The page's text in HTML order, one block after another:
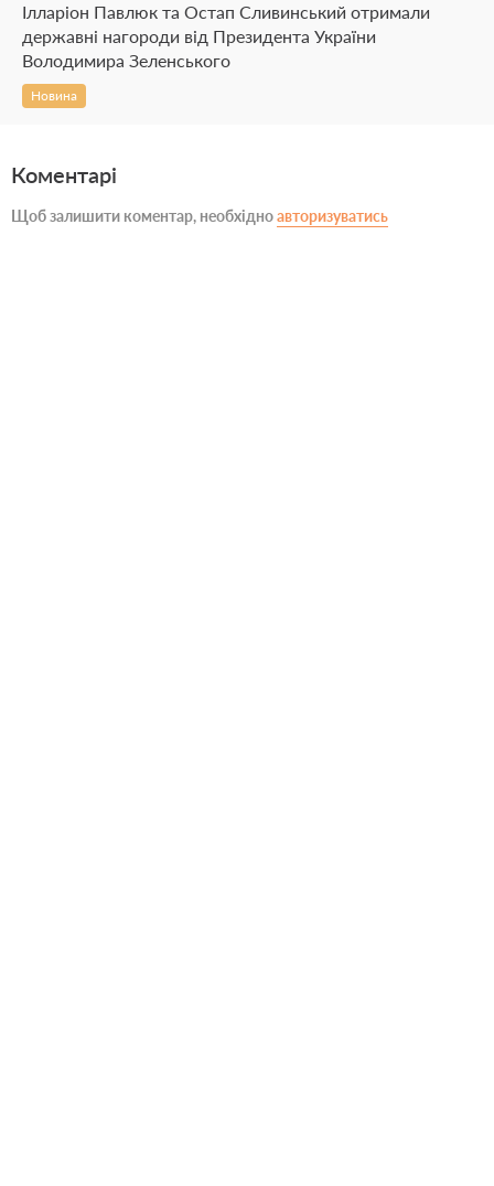
Ілларіон Павлюк та Остап Сливинський отримали
державні нагороди від Президента України
Володимира Зеленського
Новина
Коментарі
Щоб залишити коментар, необхідноавторизуватись